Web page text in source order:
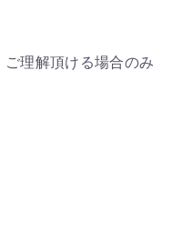
理解頂ける場合のみ